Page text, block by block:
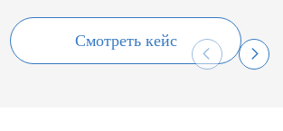
Смотреть кейс